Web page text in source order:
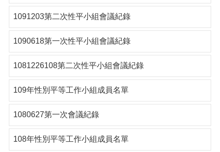
1091203第二次性平小組會議紀錄
1090618第一次性平小組會議紀錄
1081226108第二次性平小組會議紀錄
109年性別平等工作小組成員名單
1080627第一次會議紀錄
108年性別平等工作小組成員名單